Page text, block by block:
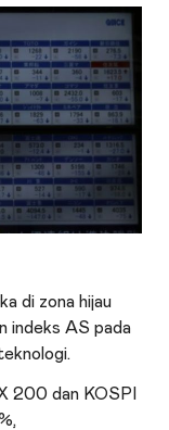
di zona hijau
indeks AS pada
200 dan KOSPI